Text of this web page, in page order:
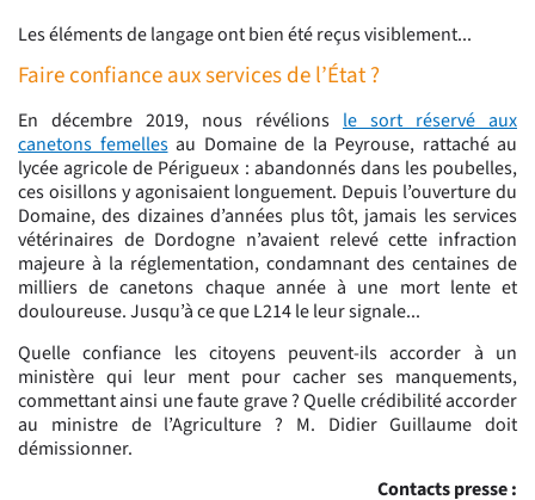
Les éléments de langage ont bien été reçus visiblement...
Faire confiance aux services de l’État ?
En décembre 2019, nous révélions le sort réservé aux
canetons femellesau Domaine de la Peyrouse, rattaché au
lycée agricole de Périgueux : abandonnés dans les poubelles,
ces oisillons y agonisaient longuement. Depuis l’ouverture du
Domaine, des dizaines d’années plus tôt, jamais les services
vétérinaires de Dordogne n’avaient relevé cette infraction
majeure à la réglementation, condamnant des centaines de
milliers de canetons chaque année à une mort lente et
douloureuse. Jusqu’à ce que L214 le leur signale...
Quelle confiance les citoyens peuvent-ils accorder à un
ministère qui leur ment pour cacher ses manquements,
commettant ainsi une faute grave ? Quelle crédibilité accorder
au ministre de l’Agriculture ? M. Didier Guillaume doit
démissionner.
Contacts presse :